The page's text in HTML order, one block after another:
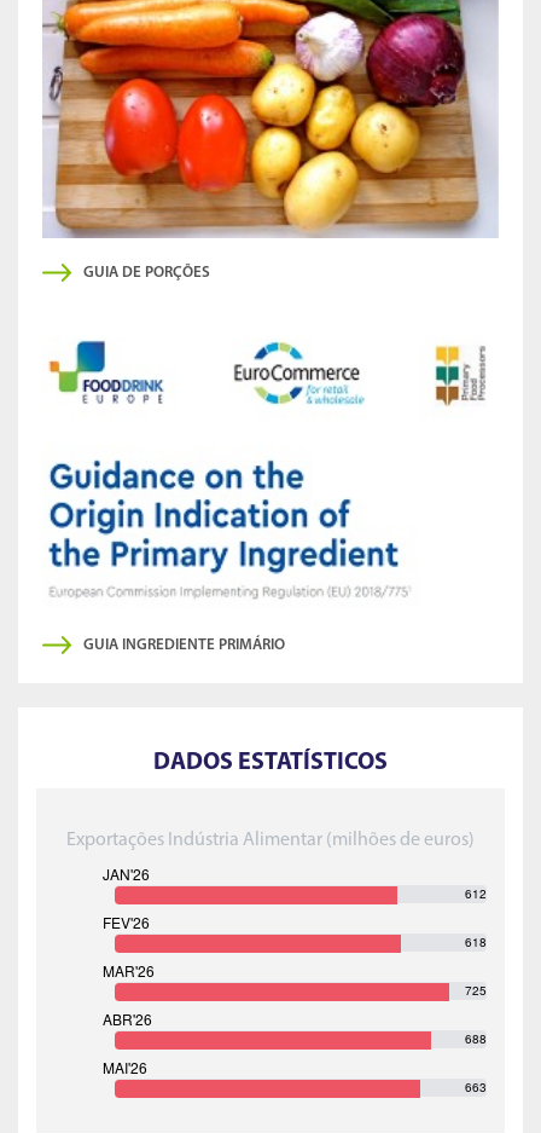
GUIA DE PORÇÕES
GUIA INGREDIENTE PRIMÁRIO
DADOS ESTATÍSTICOS
Exportações Indústria Alimentar (milhões de euros)
612
618
725
688
663